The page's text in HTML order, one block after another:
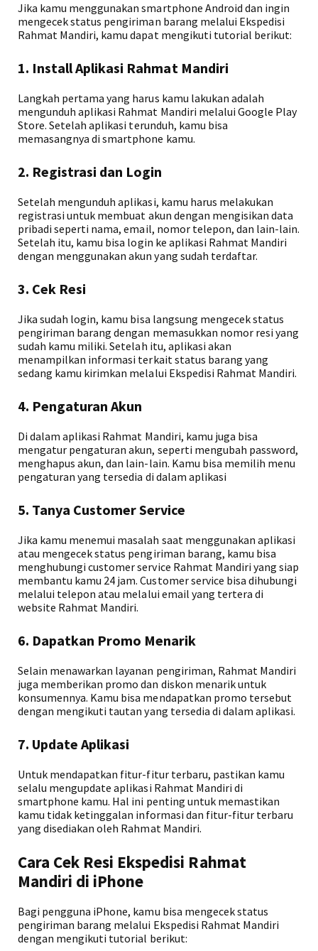
Jika kamu menggunakan smartphone Android dan ingin
mengecek status pengiriman barang melalui Ekspedisi
Rahmat Mandiri, kamu dapat mengikuti tutorial berikut:
1. Install Aplikasi Rahmat Mandiri
Langkah pertama yang harus kamu lakukan adalah
mengunduh aplikasi Rahmat Mandiri melalui Google Play
Store. Setelah aplikasi terunduh, kamu bisa
memasangnya di smartphone kamu.
2. Registrasi dan Login
Setelah mengunduh aplikasi, kamu harus melakukan
registrasi untuk membuat akun dengan mengisikan data
pribadi seperti nama, email, nomor telepon, dan lain-lain.
Setelah itu, kamu bisa login ke aplikasi Rahmat Mandiri
dengan menggunakan akun yang sudah terdaftar.
3. Cek Resi
Jika sudah login, kamu bisa langsung mengecek status
pengiriman barang dengan memasukkan nomor resi yang
sudah kamu miliki. Setelah itu, aplikasi akan
menampilkan informasi terkait status barang yang
sedang kamu kirimkan melalui Ekspedisi Rahmat Mandiri.
4. Pengaturan Akun
Di dalam aplikasi Rahmat Mandiri, kamu juga bisa
mengatur pengaturan akun, seperti mengubah password,
menghapus akun, dan lain-lain. Kamu bisa memilih menu
pengaturan yang tersedia di dalam aplikasi
5. Tanya Customer Service
Jika kamu menemui masalah saat menggunakan aplikasi
atau mengecek status pengiriman barang, kamu bisa
menghubungi customer service Rahmat Mandiri yang siap
membantu kamu 24 jam. Customer service bisa dihubungi
melalui telepon atau melalui email yang tertera di
website Rahmat Mandiri.
6. Dapatkan Promo Menarik
Selain menawarkan layanan pengiriman, Rahmat Mandiri
juga memberikan promo dan diskon menarik untuk
konsumennya. Kamu bisa mendapatkan promo tersebut
dengan mengikuti tautan yang tersedia di dalam aplikasi.
7. Update Aplikasi
Untuk mendapatkan fitur-fitur terbaru, pastikan kamu
selalu mengupdate aplikasi Rahmat Mandiri di
smartphone kamu. Hal ini penting untuk memastikan
kamu tidak ketinggalan informasi dan fitur-fitur terbaru
yang disediakan oleh Rahmat Mandiri.
Cara Cek Resi Ekspedisi Rahmat
Mandiri di iPhone
Bagi pengguna iPhone, kamu bisa mengecek status
pengiriman barang melalui Ekspedisi Rahmat Mandiri
dengan mengikuti tutorial berikut: